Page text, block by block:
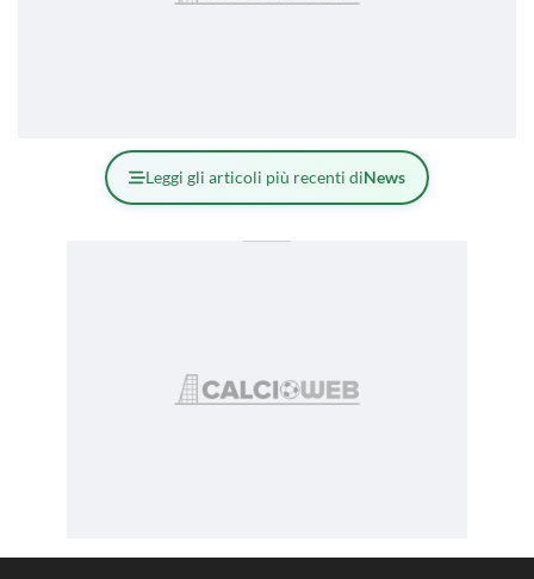
Leggi gli articoli più recenti diNews